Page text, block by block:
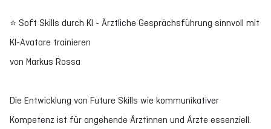
⭐ Soft Skills durch KI - Ärztliche Gesprächsführung sinnvoll mit
KI-Avatare trainieren
von Markus Rossa
Die Entwicklung von Future Skills wie kommunikativer
Kompetenz ist für angehende Ärztinnen und Ärzte essenziell.